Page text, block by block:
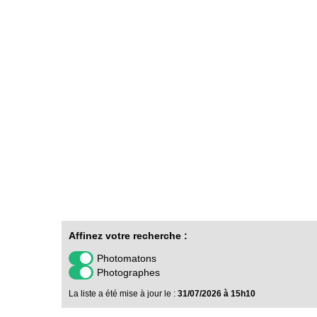
Affinez votre recherche :
Photomatons
Photographes
La liste a été mise à jour le : 31/07/2026 à 15h10